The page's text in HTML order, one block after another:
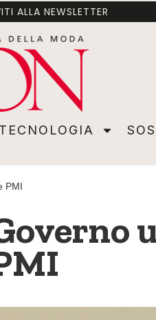
SOSTENIBILITÀ
ALLA NEWSLETTER
TECNOLOGIA
PMI